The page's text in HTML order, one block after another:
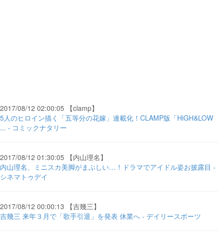
2017/08/12 02:00:05 【clamp】
5人のヒロイン描く「五等分の花嫁」連載化！CLAMP版「HiGH&LOW
... - コミックナタリー
2017/08/12 01:30:05 【内山理名】
内山理名、ミニスカ美脚がまぶしい…！ドラマでアイドル姿お披露目 -
シネマトゥデイ
2017/08/12 00:00:13 【吉幾三】
吉幾三 来年３月で「歌手引退」を発表 休業へ - デイリースポーツ